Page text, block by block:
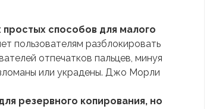
способов для малого
пользователям разблокировать
отпечатков пальцев, минуя
или украдены. Джо Морли
резервного копирования, но